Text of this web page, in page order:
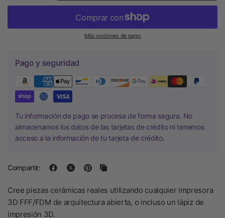
Más opciones de pago
Pago y seguridad
Tu información de pago se procesa de forma segura. No
almacenamos los datos de las tarjetas de crédito ni tenemos
acceso a la información de tu tarjeta de crédito.
Compartir:
Cree piezas cerámicas reales utilizando cualquier impresora
3D FFF/FDM de arquitectura abierta, o incluso un lápiz de
impresión 3D.